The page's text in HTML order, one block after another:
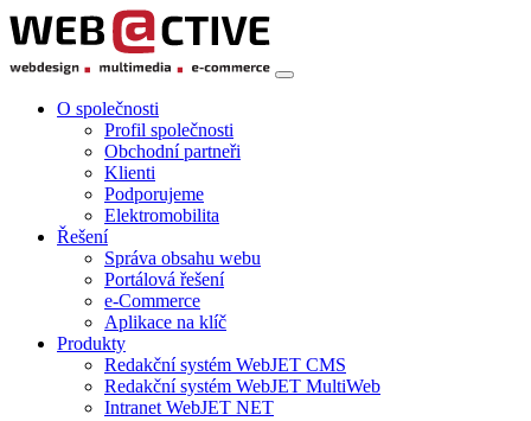
O společnosti
Profil společnosti
Obchodní partneři
Klienti
Podporujeme
Elektromobilita
Řešení
Správa obsahu webu
Portálová řešení
e-Commerce
Aplikace na klíč
Produkty
Redakční systém WebJET CMS
Redakční systém WebJET MultiWeb
Intranet WebJET NET